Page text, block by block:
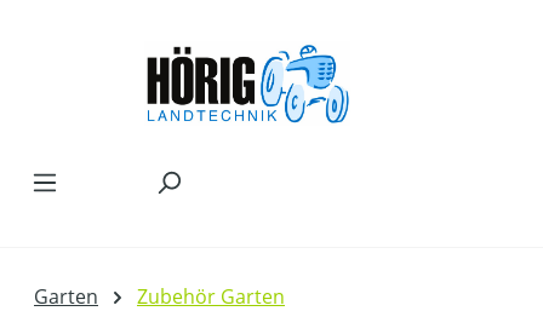
Garten Zubehör Garten